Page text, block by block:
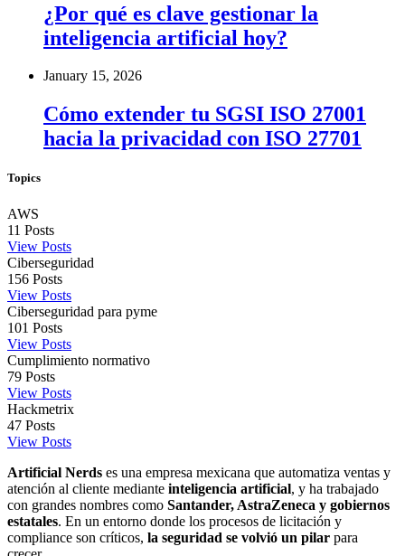
¿Por qué es clave gestionar la
inteligencia artificial hoy?
January 15, 2026
Cómo extender tu SGSI ISO 27001
hacia la privacidad con ISO 27701
Topics
AWS
11 Posts
View Posts
Ciberseguridad
156 Posts
View Posts
Ciberseguridad para pyme
101 Posts
View Posts
Cumplimiento normativo
79 Posts
View Posts
Hackmetrix
47 Posts
View Posts
Artificial Nerds es una empresa mexicana que automatiza ventas y
atención al cliente mediante inteligencia artificial, y ha trabajado
con grandes nombres como Santander, AstraZeneca y gobiernos
estatales. En un entorno donde los procesos de licitación y
compliance son críticos, la seguridad se volvió un pilar para